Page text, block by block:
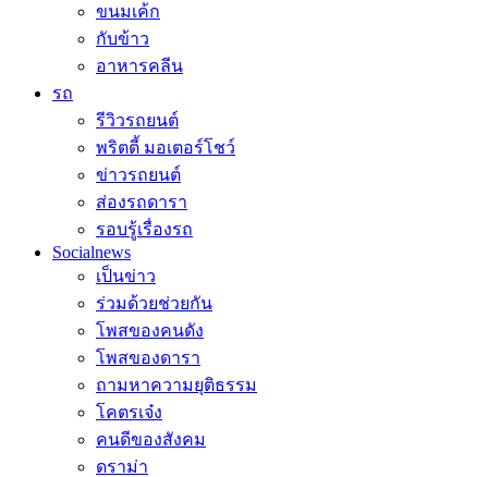
ขนมเค้ก
กับข้าว
อาหารคลีน
รถ
รีวิวรถยนต์
พริตตี้ มอเตอร์โชว์
ข่าวรถยนต์
ส่องรถดารา
รอบรู้เรื่องรถ
Socialnews
เป็นข่าว
ร่วมด้วยช่วยกัน
โพสของคนดัง
โพสของดารา
ถามหาความยุติธรรม
โคตรเจ๋ง
คนดีของสังคม
ดราม่า